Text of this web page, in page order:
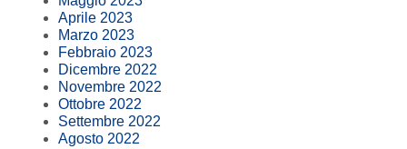
Aprile 2023
Marzo 2023
Febbraio 2023
Dicembre 2022
Novembre 2022
Ottobre 2022
Settembre 2022
Agosto 2022